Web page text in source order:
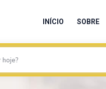
INÍCIO SOBRE